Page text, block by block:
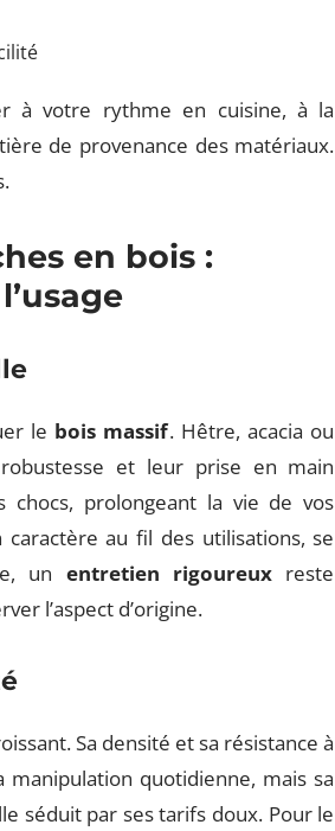
à votre rythme en cuisine, à la
de provenance des matériaux.
en bois :
le bois massif. Hêtre, acacia ou
et leur prise en main
prolongeant la vie de vos
au fil des utilisations, se
un entretien rigoureux reste
l’aspect d’origine.
Sa densité et sa résistance à
quotidienne, mais sa
séduit par ses tarifs doux. Pour le